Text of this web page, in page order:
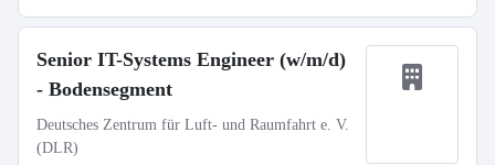
Senior IT-Systems Engineer (w/m/d)
- Bodensegment
Deutsches Zentrum für Luft- und Raumfahrt e. V.
(DLR)